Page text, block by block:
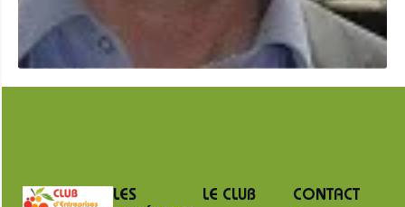
LES
LE CLUB CONTACT